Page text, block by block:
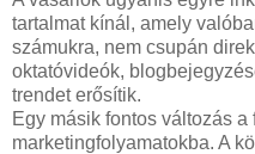
tartalmat kínál, amely
számukra, nem csupán
oktatóvideók,
trendet erősítik.
Egy másik fontos változás
marketingfolyamatokba. A